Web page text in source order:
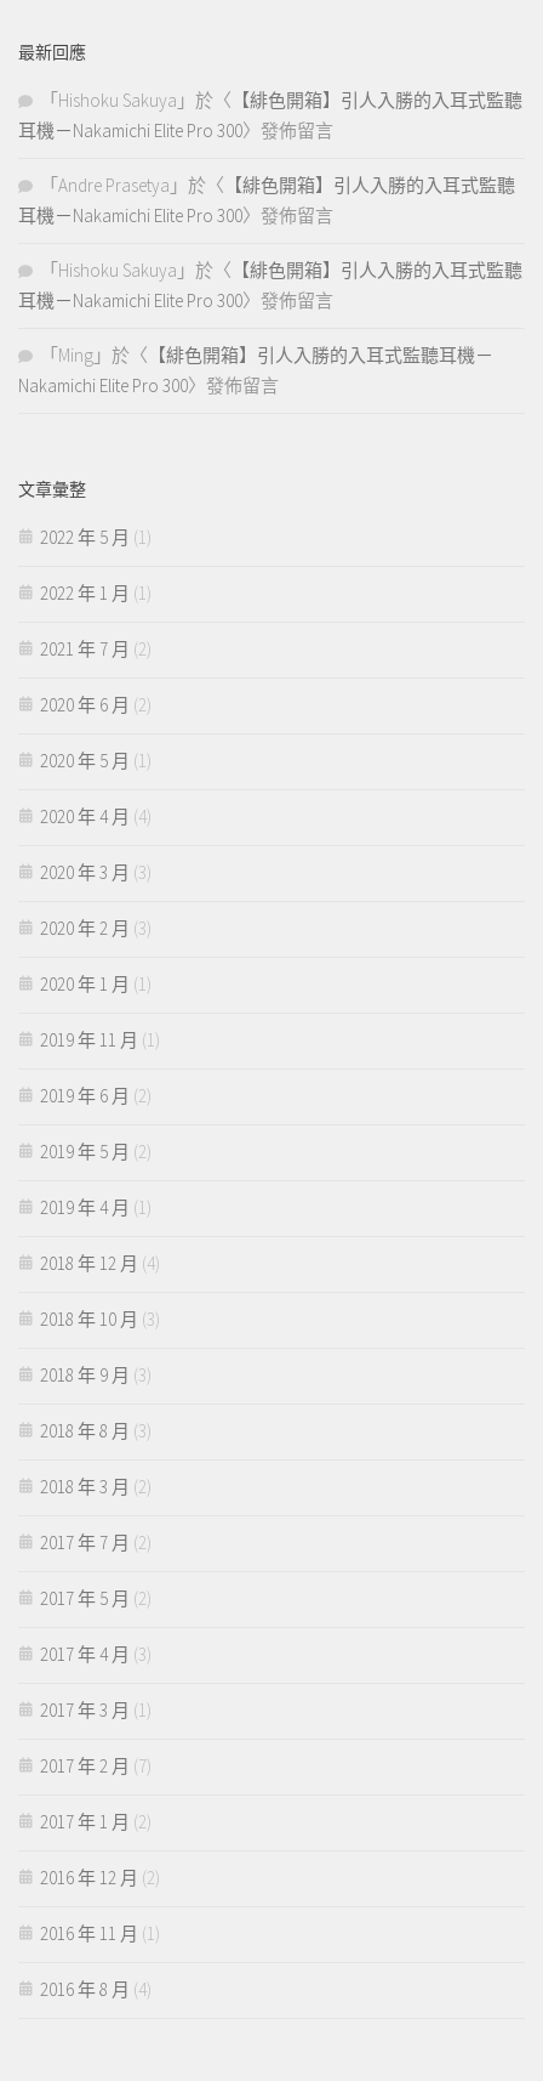
最新回應
「Hishoku Sakuya 」於〈 【緋色開箱】引人入勝的入耳式監聽
耳機－Nakamichi Elite Pro 300〉發佈留言
「Andre Prasetya 」於〈 【緋色開箱】引人入勝的入耳式監聽
耳機－Nakamichi Elite Pro 300〉發佈留言
「Hishoku Sakuya 」於〈 【緋色開箱】引人入勝的入耳式監聽
耳機－Nakamichi Elite Pro 300〉發佈留言
「Ming 」於〈 【緋色開箱】引人入勝的入耳式監聽耳機－
Nakamichi Elite Pro 300〉發佈留言
文章彙整
2022 年 5 月 (1)
2022 年 1 月 (1)
2021 年 7 月 (2)
2020 年 6 月 (2)
2020 年 5 月 (1)
2020 年 4 月 (4)
2020 年 3 月 (3)
2020 年 2 月 (3)
2020 年 1 月 (1)
2019 年 11 月 (1)
2019 年 6 月 (2)
2019 年 5 月 (2)
2019 年 4 月 (1)
2018 年 12 月 (4)
2018 年 10 月 (3)
2018 年 9 月 (3)
2018 年 8 月 (3)
2018 年 3 月 (2)
2017 年 7 月 (2)
2017 年 5 月 (2)
2017 年 4 月 (3)
2017 年 3 月 (1)
2017 年 2 月 (7)
2017 年 1 月 (2)
2016 年 12 月 (2)
2016 年 11 月 (1)
2016 年 8 月 (4)